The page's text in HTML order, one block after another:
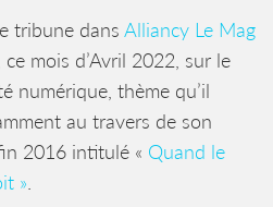
tribune dans Alliancy Le Mag
, ce mois d’Avril 2022, sur le
numérique, thème qu’il
au travers de son
2016 intitulé « Quand le
»